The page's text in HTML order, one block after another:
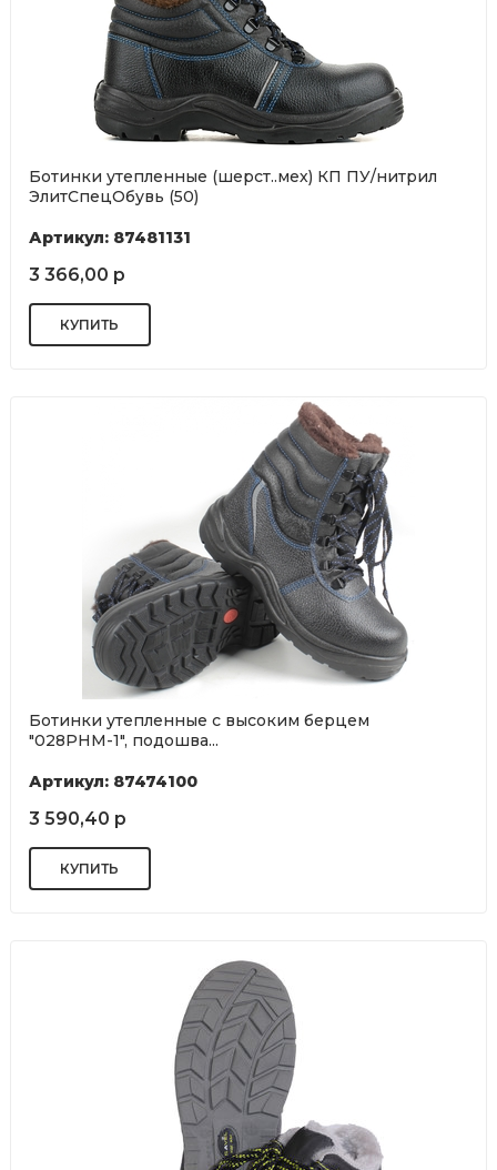
Ботинки утепленные (шерст..мех) КП ПУ/нитрил
ЭлитСпецОбувь (50)
Артикул: 87481131
3 366,00 р
Ботинки утепленные с высоким берцем
"028РНМ-1", подошва...
Артикул: 87474100
3 590,40 р